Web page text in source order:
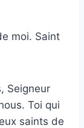
moi. Saint
Seigneur
Toi qui
saints de